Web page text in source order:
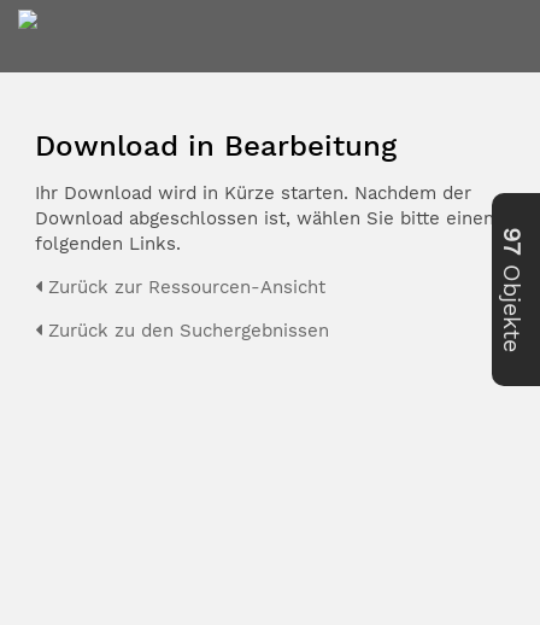
Download in Bearbeitung
Ihr Download wird in Kürze starten. Nachdem der
Download abgeschlossen ist, wählen Sie bitte einen der
folgenden Links.
Zurück zur Ressourcen-Ansicht
Zurück zu den Suchergebnissen
97
Objekte